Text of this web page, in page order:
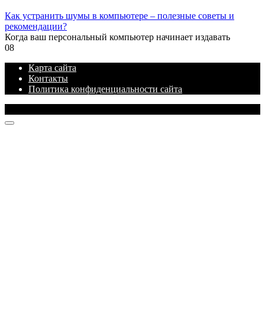
Как устранить шумы в компьютере – полезные советы и
рекомендации?
Когда ваш персональный компьютер начинает издавать
08
Карта сайта
Контакты
Политика конфиденциальности сайта